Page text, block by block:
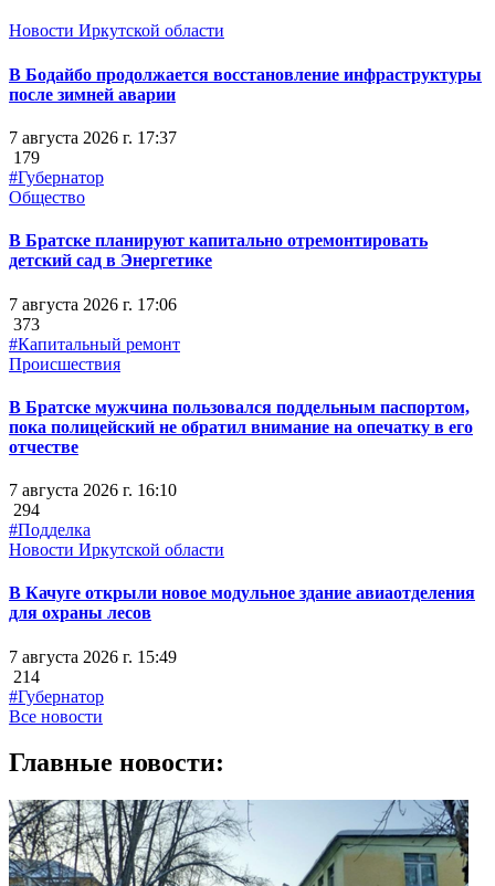
Новости Иркутской области
В Бодайбо продолжается восстановление инфраструктуры
после зимней аварии
7 августа 2026 г. 17:37
179
#Губернатор
Общество
В Братске планируют капитально отремонтировать
детский сад в Энергетике
7 августа 2026 г. 17:06
373
#Капитальный ремонт
Происшествия
В Братске мужчина пользовался поддельным паспортом,
пока полицейский не обратил внимание на опечатку в его
отчестве
7 августа 2026 г. 16:10
294
#Подделка
Новости Иркутской области
В Качуге открыли новое модульное здание авиаотделения
для охраны лесов
7 августа 2026 г. 15:49
214
#Губернатор
Все новости
Главные новости: